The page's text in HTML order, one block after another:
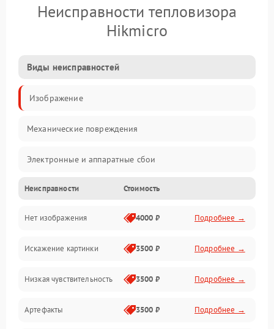
Неисправности тепловизора
Hikmicro
Виды неисправностей
Изображение
Механические повреждения
Электронные и аппаратные сбои
Неисправности сенсора и оптики
Программные ошибки
Электропитание
Измерения
Матрица
Неисправности Стоимость
Нет изображения 4000 ₽ Подробнее →
Искажение картинки 3500 ₽ Подробнее →
Низкая чувствительность 3500 ₽ Подробнее →
Артефакты 3500 ₽ Подробнее →